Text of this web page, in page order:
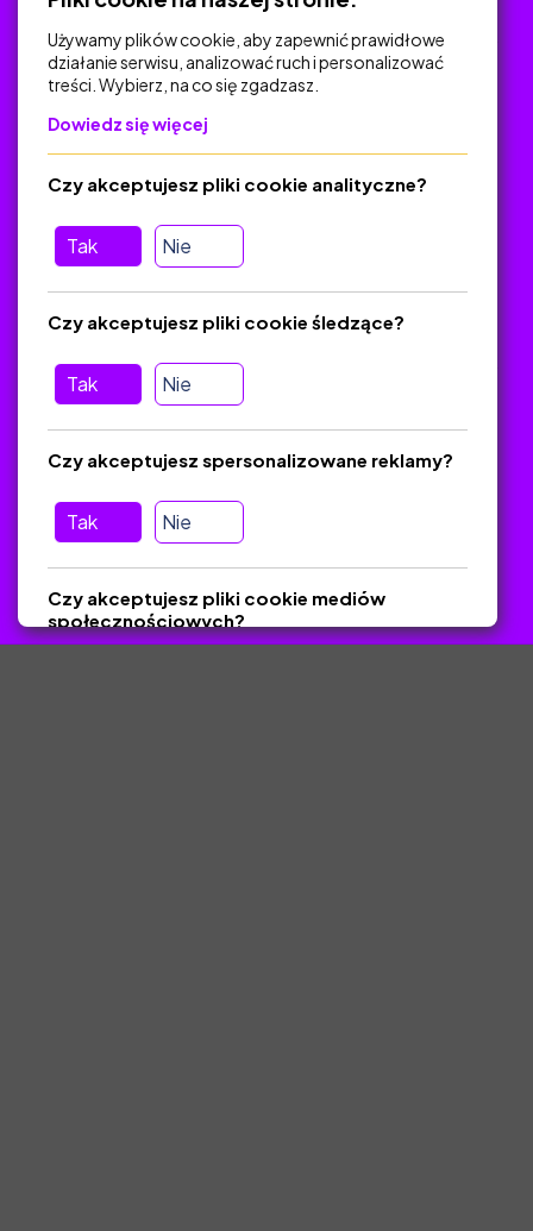
Na skróty
Polityka Prywatności
Regulamin
O platformie
Baza materiałów dydaktycznych
Jak zostać autorem
FAQ
Pomoc
wiadomość nie trafiła do folderu SPAM)
Materiały chronione Prawem Autorskim.
Używamy plików cookie, aby zapewnić prawidłowe
działanie serwisu, analizować ruch i personalizować
treści. Wybierz, na co się zgadzasz.
Dowiedz się więcej
Tak Nie
Czy akceptujesz pliki cookie analityczne?
Tak Nie
Czy akceptujesz pliki cookie śledzące?
Tak Nie
Czy akceptujesz spersonalizowane reklamy?
Czy akceptujesz pliki cookie mediów
społecznościowych?